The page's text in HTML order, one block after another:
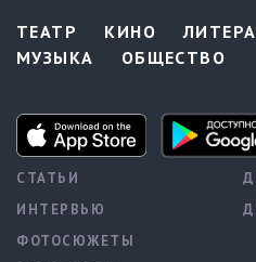
ТЕАТР КИНО
МУЗЫКА
ОБЩЕСТВО
СТАТЬИ
ИНТЕРВЬЮ
ФОТОСЮЖЕТЫ